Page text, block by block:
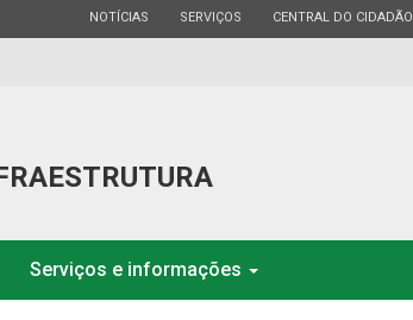
ESTADO
NOTÍCIAS ESTADO
SERVIÇOS ESTADO
CENTRAL DO CIDADÃO
Serviços e informações